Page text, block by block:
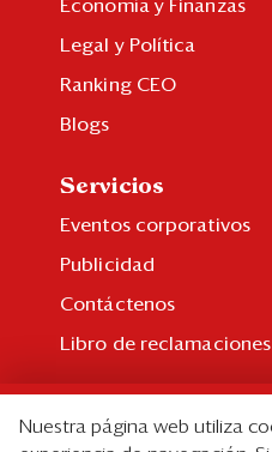
Economía y Finanzas
Legal y Política
Ranking CEO
Blogs
Servicios
Eventos corporativos
Publicidad
Contáctenos
Libro de reclamaciones
Suscripción individual
Nuestra página web utiliza